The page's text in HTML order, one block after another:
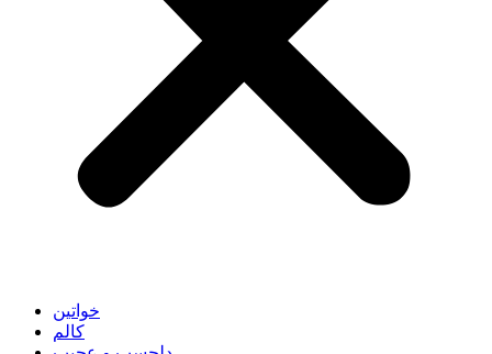
خواتین
کالم